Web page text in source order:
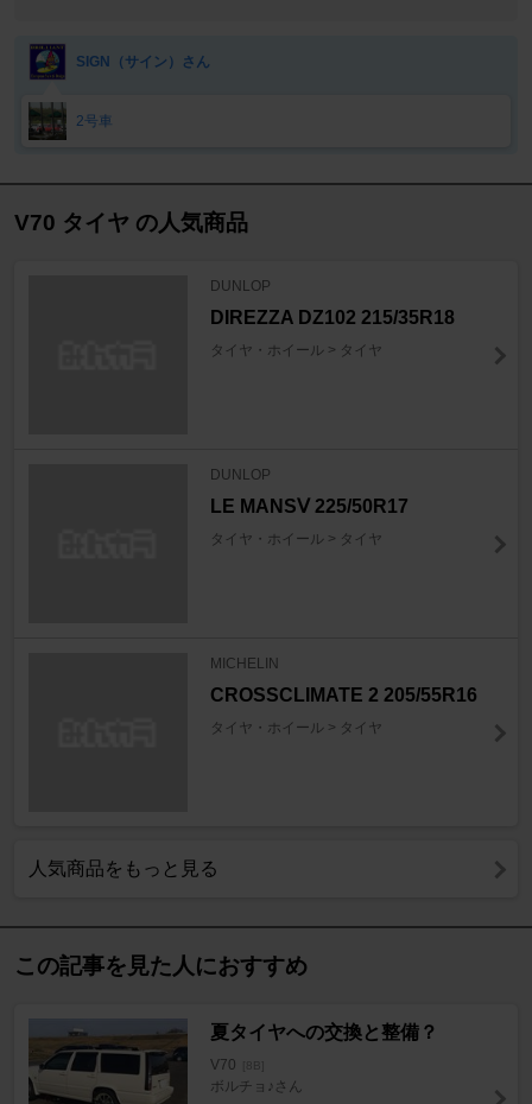
SIGN（サイン）さん
2号車
V70 タイヤ の人気商品
DUNLOP
DIREZZA DZ102 215/35R18
タイヤ・ホイール > タイヤ
DUNLOP
LE MANSⅤ 225/50R17
タイヤ・ホイール > タイヤ
MICHELIN
CROSSCLIMATE 2 205/55R16
タイヤ・ホイール > タイヤ
人気商品をもっと見る
この記事を見た人におすすめ
夏タイヤへの交換と整備？
V70 [8B]
ボルチョ♪さん